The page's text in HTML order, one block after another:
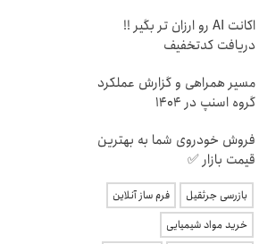
اکانت AI رو ارزان تر بگیر !!
دریافت کدتخفیف
مسیر همراهی و گزارش عملکرد
گروه اسنپ در ۱۴۰۴
فروش خودروی شما به بهترین
قیمت بازار ✅
بازرسی جرثقیل
فرم ساز آنلاین
خرید مواد شیمیایی